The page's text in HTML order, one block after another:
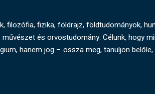
filozófia, fizika, földrajz, földtudományok,
és orvostudomány. Célunk, hogy
hanem jog – ossza meg, tanuljon